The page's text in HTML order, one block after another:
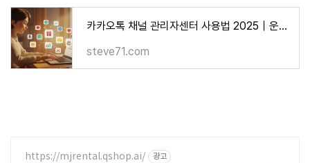
카카오톡 채널 관리자센터 사용법 2025｜운영자 가이드
steve71.com
https://mjrental.qshop.ai/ 광고